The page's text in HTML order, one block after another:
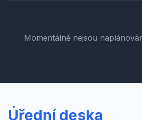
Momentálně nejsou
Úřední deska